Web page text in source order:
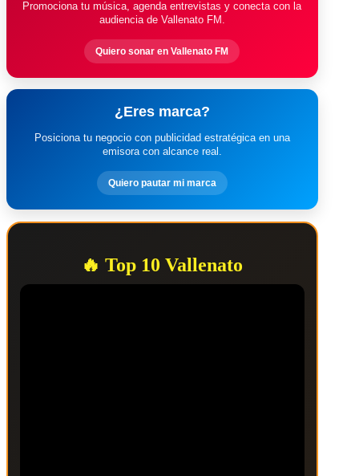
Promociona tu música, agenda entrevistas y conecta con la
audiencia de Vallenato FM.
Quiero sonar en Vallenato FM
¿Eres marca?
Posiciona tu negocio con publicidad estratégica en una
emisora con alcance real.
Quiero pautar mi marca
🔥 Top 10 Vallenato